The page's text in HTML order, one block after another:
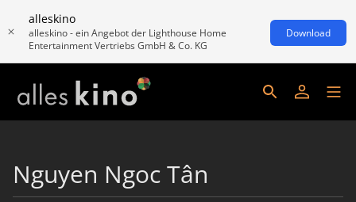
alleskino
alleskino - ein Angebot der Lighthouse Home
Entertainment Vertriebs GmbH & Co. KG
Download
Nguyen Ngoc Tân